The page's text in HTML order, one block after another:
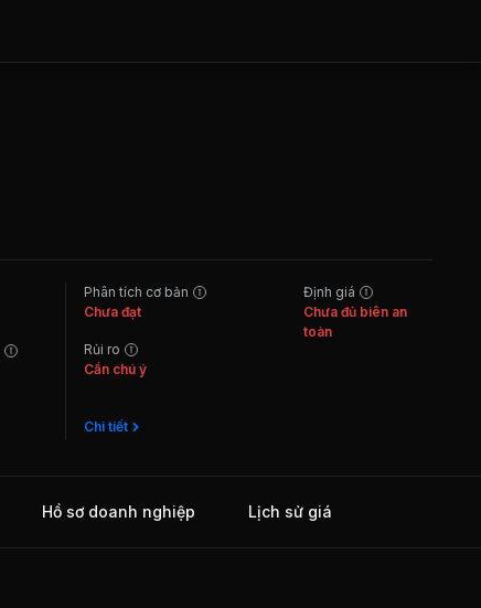
Phân tích cơ bản
Chưa đạt
Rủi ro
Cần chú ý
Chi tiết
Định giá
Chưa đủ biên an
toàn
Hồ sơ doanh nghiệp Lịch sử giá